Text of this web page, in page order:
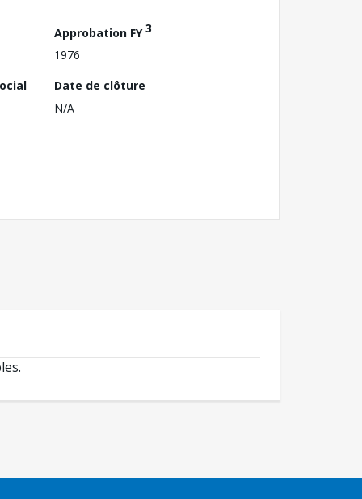
Approbation FY3
1976
Date de clôture
N/A